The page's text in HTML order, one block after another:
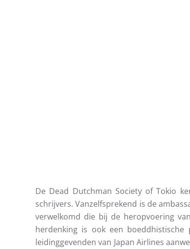
De Dead Dutchman Society of Tokio
schrijvers. Vanzelfsprekend is de
verwelkomd die bij de heropvoering
herdenking is ook een
leidinggevenden van Japan Airlines